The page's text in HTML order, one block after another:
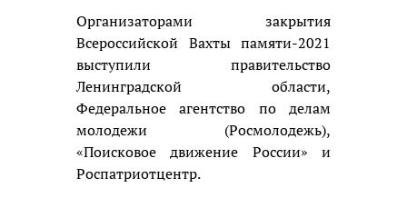
Организаторами закрытия
Всероссийской Вахты памяти-2021
выступили правительство
Ленинградской области,
Федеральное агентство по делам
молодежи (Росмолодежь),
«Поисковое движение России» и
Роспатриотцентр.